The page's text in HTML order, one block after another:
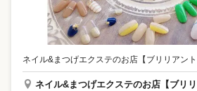
ネイル&まつげエクステのお店【ブリリアント
ネイル&まつげエクステのお店【ブリリ